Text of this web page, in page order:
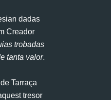
dadas
Creador
trobadas
tanta valor.
Tarraça
tresor